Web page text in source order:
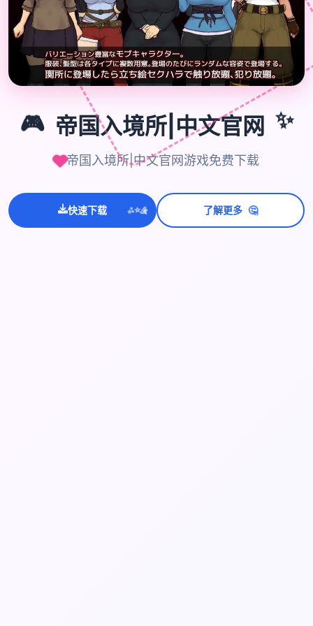
🎮
🎮 帝国入境所|中文官网 ✨
帝国入境所|中文官网游戏免费下载
快速下载 ✨⭐💫 了解更多 🤔